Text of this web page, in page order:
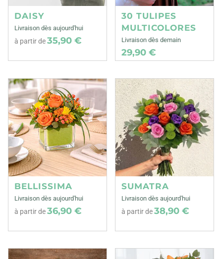
DAISY
Livraison dès aujourd'hui
à partir de35,90 €
30 TULIPES
MULTICOLORES
Livraison dès demain
29,90 €
BELLISSIMA
Livraison dès aujourd'hui
à partir de36,90 €
SUMATRA
Livraison dès aujourd'hui
à partir de38,90 €